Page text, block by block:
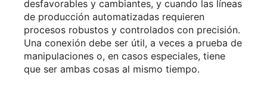
desfavorables y cambiantes, y cuando las líneas
de producción automatizadas requieren
procesos robustos y controlados con precisión.
Una conexión debe ser útil, a veces a prueba de
manipulaciones o, en casos especiales, tiene
que ser ambas cosas al mismo tiempo.